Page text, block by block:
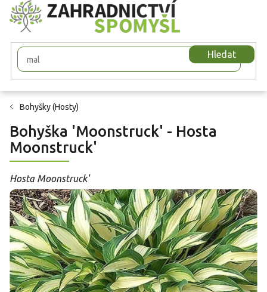
Přejít
na
obsah
Hledat
Bohyšky (Hosty)
Bohyška 'Moonstruck' - Hosta
Moonstruck'
Hosta Moonstruck'